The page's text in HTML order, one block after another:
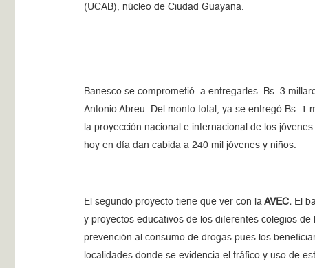
(UCAB), núcleo de Ciudad Guayana.
Banesco se comprometió a entregarles Bs. 3
Antonio Abreu. Del monto total, ya se entregó Bs. 1
la proyección nacional e internacional de los
hoy en día dan cabida a 240 mil jóvenes y niños.
El segundo proyecto tiene que ver con la AVEC. El
y proyectos educativos de los diferentes colegios
prevención al consumo de drogas pues los
localidades donde se evidencia el tráfico y uso de